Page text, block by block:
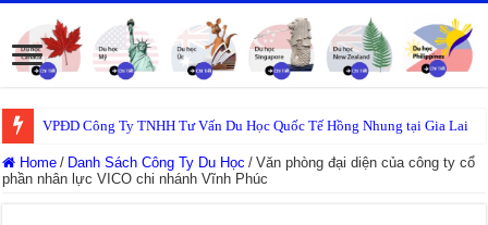
VPĐD Công Ty TNHH Tư Vấn Du Học Quốc Tế Hồng Nhung tại Gia Lai
Home / Danh Sách Công Ty Du Học / Văn phòng đại diện của công ty cổ
phần nhân lực VICO chi nhánh Vĩnh Phúc